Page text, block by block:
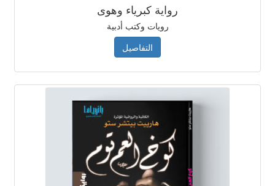
رواية كبرياء وهوى
رويات وكتب أدبية
التفاصيل